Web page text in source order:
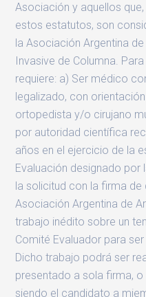
Asociación y aquellos
estos estatutos, son
la Asociación Argentina
Invasive de Columna.
requiere: a) Ser médico
legalizado, con
ortopedista y/o cirujano
por autoridad científica
años en el ejercicio de la
Evaluación designado por
la solicitud con la firma
Asociación Argentina de
trabajo inédito sobre un
Comité Evaluador para
Dicho trabajo podrá ser
presentado a sola firma,
siendo el candidato a